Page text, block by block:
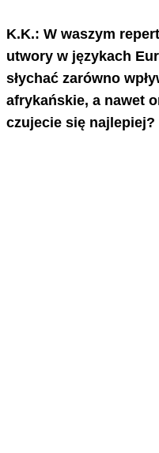
K.K.: W waszym
utwory w językach
słychać zarówno
afrykańskie, a nawet
czujecie się najlepiej?